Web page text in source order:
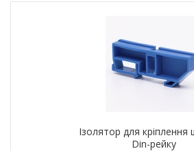
Ізолятор для кріплення
Din-рейку